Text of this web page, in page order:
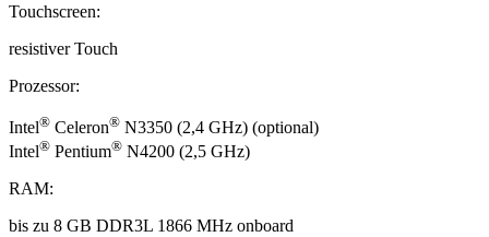
Touchscreen:
resistiver Touch
Prozessor:
Intel® Celeron® N3350 (2,4 GHz) (optional)
Intel® Pentium® N4200 (2,5 GHz)
RAM:
bis zu 8 GB DDR3L 1866 MHz onboard